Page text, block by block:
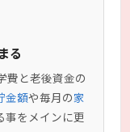
る
費と老後資金の
金額や毎月の家
事をメインに更